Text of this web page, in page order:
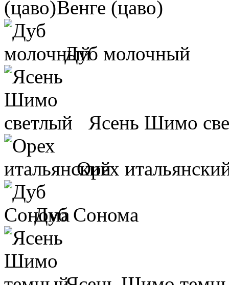
Венге (цаво)
Дуб молочный
Ясень Шимо
Орех
Дуб Сонома